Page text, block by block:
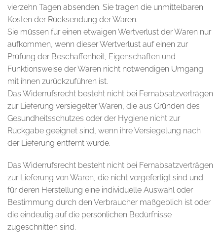
vierzehn Tagen absenden. Sie tragen die unmittelbaren
Kosten der Rücksendung der Waren.
Sie müssen für einen etwaigen Wertverlust der Waren nur
aufkommen, wenn dieser Wertverlust auf einen zur
Prüfung der Beschaffenheit, Eigenschaften und
Funktionsweise der Waren nicht notwendigen Umgang
mit ihnen zurückzuführen ist.
Das Widerrufsrecht besteht nicht bei Fernabsatzverträgen
zur Lieferung versiegelter Waren, die aus Gründen des
Gesundheitsschutzes oder der Hygiene nicht zur
Rückgabe geeignet sind, wenn ihre Versiegelung nach
der Lieferung entfernt wurde.
Das Widerrufsrecht besteht nicht bei Fernabsatzverträgen
zur Lieferung von Waren, die nicht vorgefertigt sind und
für deren Herstellung eine individuelle Auswahl oder
Bestimmung durch den Verbraucher maßgeblich ist oder
die eindeutig auf die persönlichen Bedürfnisse
zugeschnitten sind.